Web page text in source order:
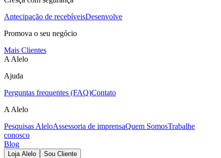
Antecipação de recebíveisDesenvolve
Promova o seu negócio
Mais Clientes
A Alelo
Ajuda
Perguntas frequentes (FAQ)Contato
A Alelo
Pesquisas AleloAssessoria de imprensaQuem SomosTrabalhe
conosco
Blog
Loja Alelo Sou Cliente